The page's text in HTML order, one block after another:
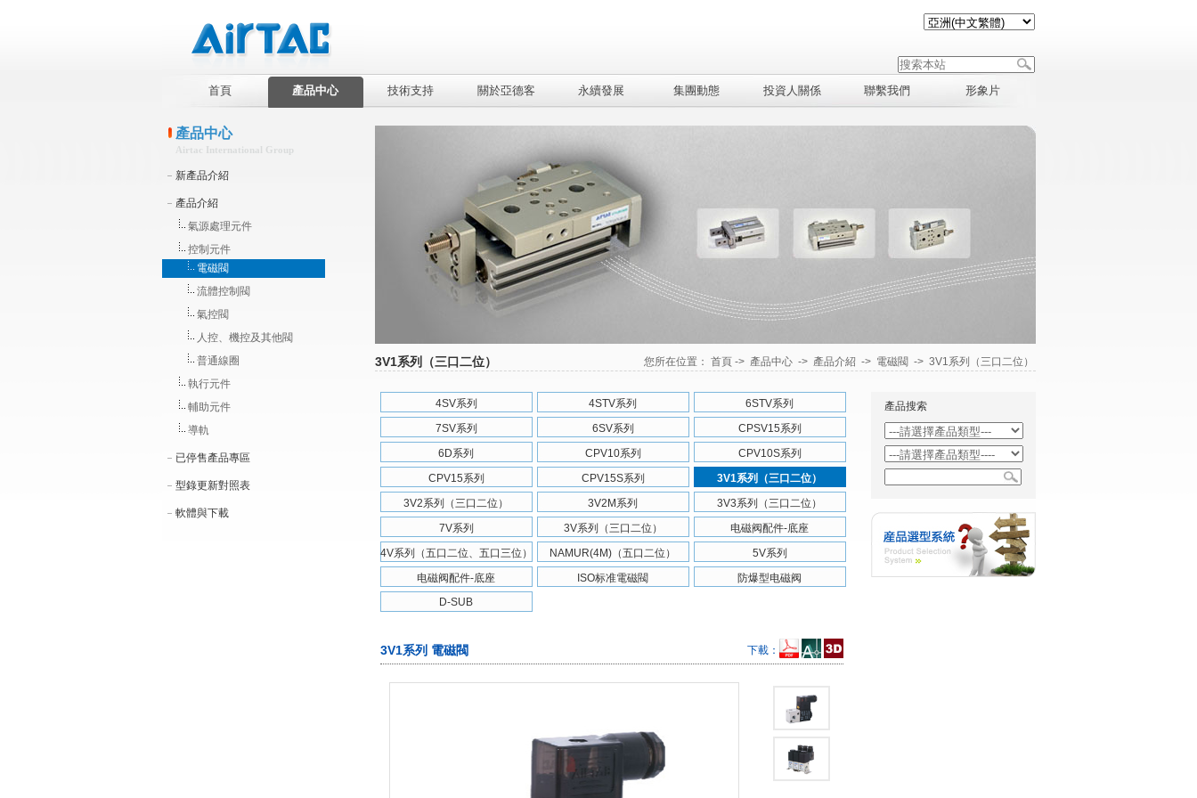
首頁 產品中心 技術支持 關於亞德客 永續發展 集團動態 投資人關係 聯繫我們 形象片
產品中心
Airtac International Group
新產品介紹
產品介紹
氣源處理元件
控制元件
電磁閥
流體控制閥
氣控閥
人控、機控及其他閥
普通線圈
執行元件
輔助元件
導軌
已停售產品專區
型錄更新對照表
軟體與下載
3V1系列（三口二位） 您所在位置： 首頁-> 產品中心-> 產品介紹 -> 電磁閥 -> 3V1系列（三口二位）
4SV系列 4STV系列
6STV系列
7SV系列
6SV系列
CPSV15系列
6D系列
CPV10系列
CPV10S系列
CPV15系列
CPV15S系列
3V1系列（三口二位）
3V2系列（三口二位）
3V2M系列
3V3系列（三口二位）
7V系列
3V系列（三口二位）
电磁阀配件-底座
4V系列（五口二位、五口三位）
NAMUR(4M)（五口二位）
5V系列
电磁阀配件-底座
ISO标准電磁閥
防爆型电磁阀
D-SUB
3V1系列 電磁閥 下載：
產品搜索